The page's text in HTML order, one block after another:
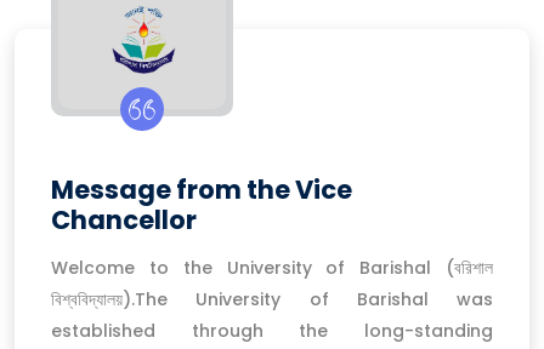
Message from the Vice
Chancellor
Welcome to the University of Barishal (বরিশাল
বিশ্ববিদ্যালয়).The University of Barishal was
established through the long-standing